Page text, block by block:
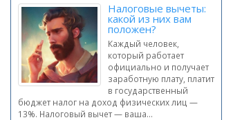
Налоговые вычеты:
какой из них вам
положен?
Каждый человек,
который работает
официально и получает
заработную плату, платит
в государственный
бюджет налог на доход физических лиц —
13%. Налоговый вычет — ваша...